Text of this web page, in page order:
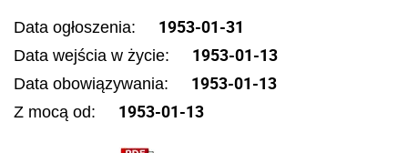
Data ogłoszenia: 1953-01-31
Data wejścia w życie: 1953-01-13
Data obowiązywania: 1953-01-13
Z mocą od: 1953-01-13